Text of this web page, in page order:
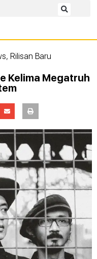
, Rilisan Baru
Kelima Megatruh